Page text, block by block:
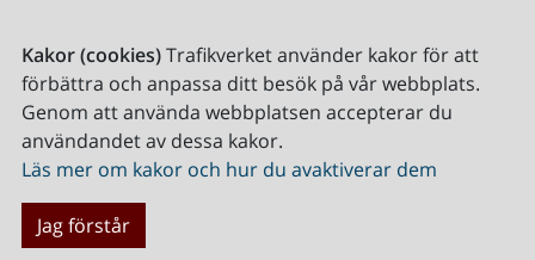
Kakor (cookies)Trafikverket använder kakor för att
förbättra och anpassa ditt besök på vår webbplats.
Genom att använda webbplatsen accepterar du
användandet av dessa kakor.
Läs mer om kakor och hur du avaktiverar dem
Jag förstår